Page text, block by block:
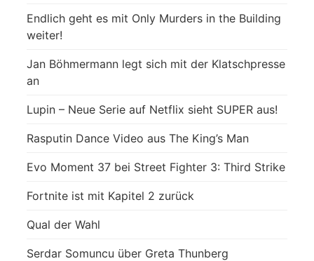
Endlich geht es mit Only Murders in the Building
weiter!
Jan Böhmermann legt sich mit der Klatschpresse
an
Lupin – Neue Serie auf Netflix sieht SUPER aus!
Rasputin Dance Video aus The King’s Man
Evo Moment 37 bei Street Fighter 3: Third Strike
Fortnite ist mit Kapitel 2 zurück
Qual der Wahl
Serdar Somuncu über Greta Thunberg